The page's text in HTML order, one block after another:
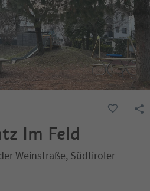
Im Feld
Weinstraße, Südtiroler